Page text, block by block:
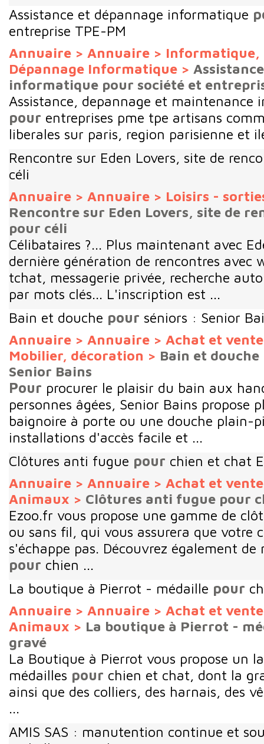
Assistance et dépannage informatique
entreprise TPE-PM
Annuaire > Annuaire > Informatique,
Dépannage Informatique >
informatique pour société et
Assistance, depannage et maintenance
pour entreprises pme tpe artisans
liberales sur paris, region parisienne et
Rencontre sur Eden Lovers, site de
céli
Annuaire > Annuaire > Loisirs -
Rencontre sur Eden Lovers, site de
pour céli
Célibataires ?... Plus maintenant avec
dernière génération de rencontres avec
tchat, messagerie privée, recherche
par mots clés... L'inscription est ...
Bain et douche pour séniors : Senior
Annuaire > Annuaire > Achat et
Mobilier, décoration > Bain et
Senior Bains
Pour procurer le plaisir du bain aux
personnes âgées, Senior Bains propose
baignoire à porte ou une douche plain-
installations d'accès facile et ...
Clôtures anti fugue pour chien et chat
Annuaire > Annuaire > Achat et
Animaux > Clôtures anti fugue pour
Ezoo.fr vous propose une gamme de
ou sans fil, qui vous assurera que votre
s'échappe pas. Découvrez également de
pour chien ...
La boutique à Pierrot - médaille pour
Annuaire > Annuaire > Achat et
Animaux > La boutique à Pierrot -
gravé
La Boutique à Pierrot vous propose un
médailles pour chien et chat, dont la
ainsi que des colliers, des harnais, des
...
AMIS SAS : manutention continue et